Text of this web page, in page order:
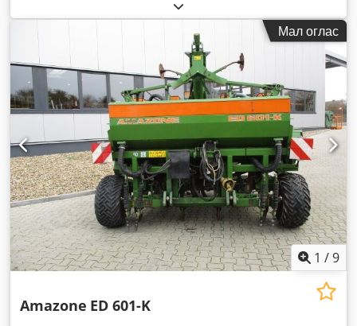
Мал оглас
1 /9
Amazone ED 601-K